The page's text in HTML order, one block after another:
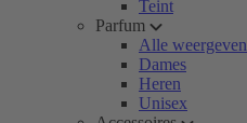
Teint
Parfum
Alle weergeven
Dames
Heren
Unisex